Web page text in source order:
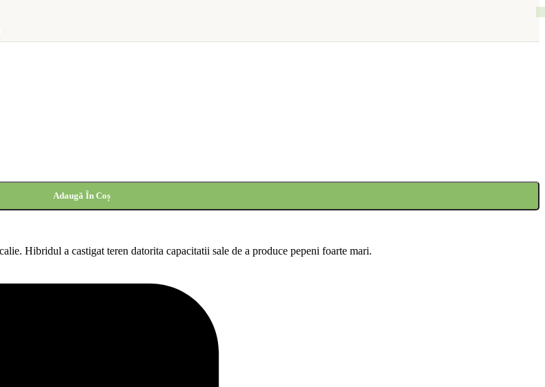
Adaugă În Coș
Hibridul a castigat teren datorita capacitatii sale de a produce pepeni foarte mari.